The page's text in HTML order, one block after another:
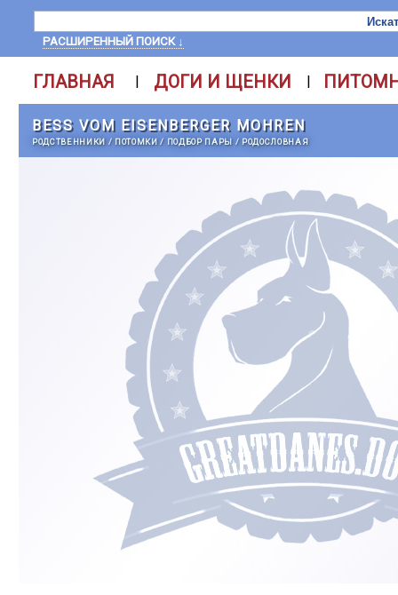
РАСШИРЕННЫЙ ПОИСК ↓
ГЛАВНАЯ | ДОГИ И ЩЕНКИ |
BESS VOM EISENBERGER MOHREN
РОДСТВЕННИКИ / ПОТОМКИ/ ПОДБОР ПАРЫ / РОДОСЛОВНАЯ